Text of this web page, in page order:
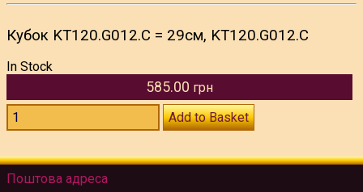
Кубок KT120.G012.C = 29см, KT120.G012.C
In Stock
585.00 грн
Add to Basket
Поштова адреса